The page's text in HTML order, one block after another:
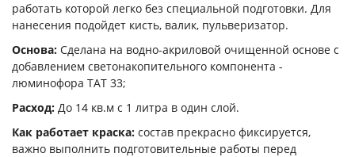
работать которой легко без специальной подготовки. Для
нанесения подойдет кисть, валик, пульверизатор.
Основа: Сделана на водно-акриловой очищенной основе с
добавлением светонакопительного компонента -
люминофора ТАТ 33;
Расход: До 14 кв.м с 1 литра в один слой.
Как работает краска: состав прекрасно фиксируется,
важно выполнить подготовительные работы перед